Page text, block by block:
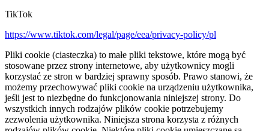
TikTok
https://www.tiktok.com/legal/page/eea/privacy-policy/pl
Pliki cookie (ciasteczka) to małe pliki tekstowe, które mogą być
stosowane przez strony internetowe, aby użytkownicy mogli
korzystać ze stron w bardziej sprawny sposób. Prawo stanowi, że
możemy przechowywać pliki cookie na urządzeniu użytkownika,
jeśli jest to niezbędne do funkcjonowania niniejszej strony. Do
wszystkich innych rodzajów plików cookie potrzebujemy
zezwolenia użytkownika. Niniejsza strona korzysta z różnych